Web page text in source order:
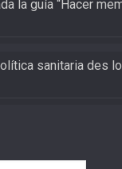
la guía “Hacer
sanitaria des